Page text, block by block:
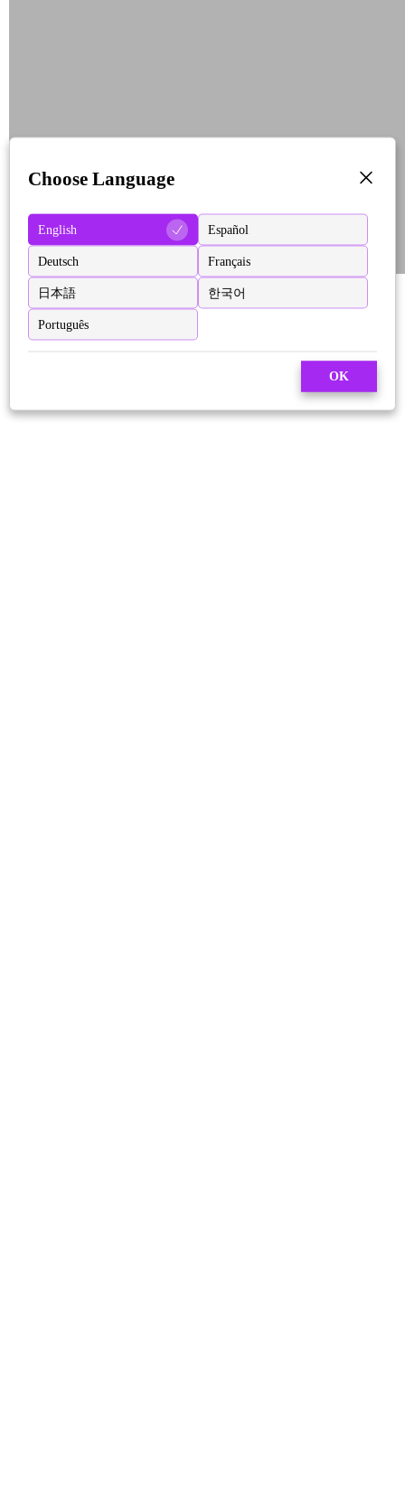
Choose Language
English Español
Deutsch Français
日本語 한국어
Português
OK